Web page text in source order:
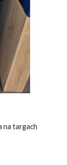
na targach